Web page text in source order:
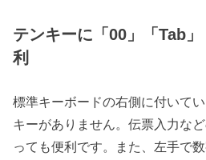
テンキーに「00」「Tab
利
標準キーボードの右側に付いて
キーがありません。伝票入力な
っても便利です。また、左手で